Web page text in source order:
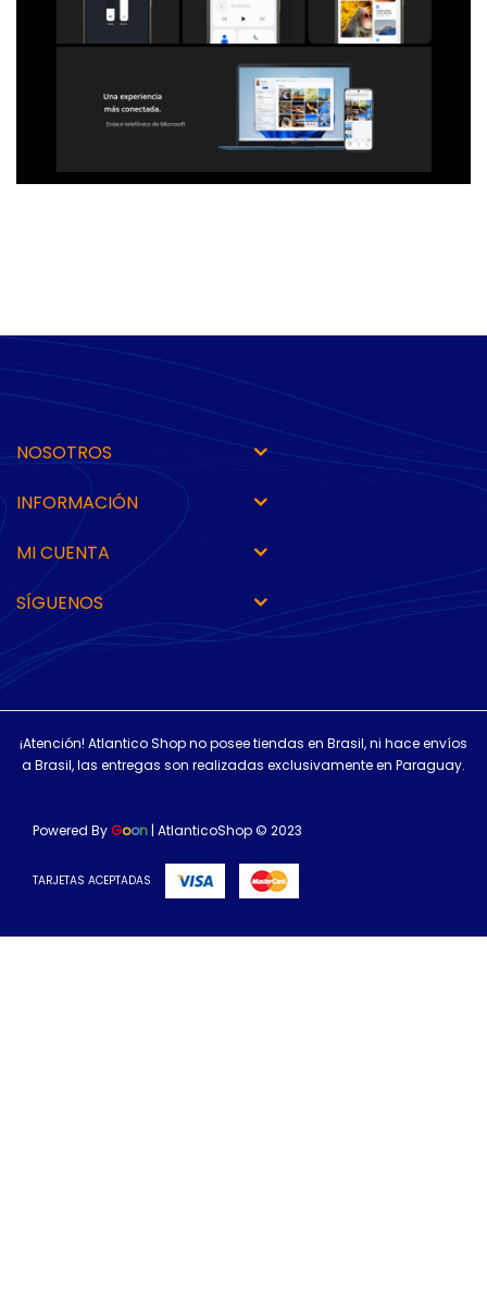
NOSOTROS
INFORMACIÓN
MI CUENTA
SÍGUENOS
¡Atención! Atlantico Shop no posee tiendas en Brasil, ni hace envíos
a Brasil, las entregas son realizadas exclusivamente en Paraguay.
Powered By Goon | AtlanticoShop © 2023
TARJETAS ACEPTADAS